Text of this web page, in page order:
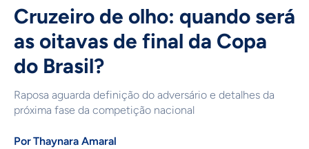
Cruzeiro de olho: quando será
as oitavas de final da Copa
do Brasil?
Raposa aguarda definição do adversário e detalhes da
próxima fase da competição nacional
PorThaynara Amaral